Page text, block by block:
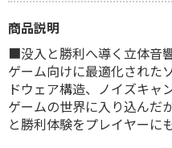
商品説明
■没入と勝利へ導く立体音
ゲーム向けに最適化された
ドウェア構造、ノイズキャ
ゲームの世界に入り込んだ
と勝利体験をプレイヤーに